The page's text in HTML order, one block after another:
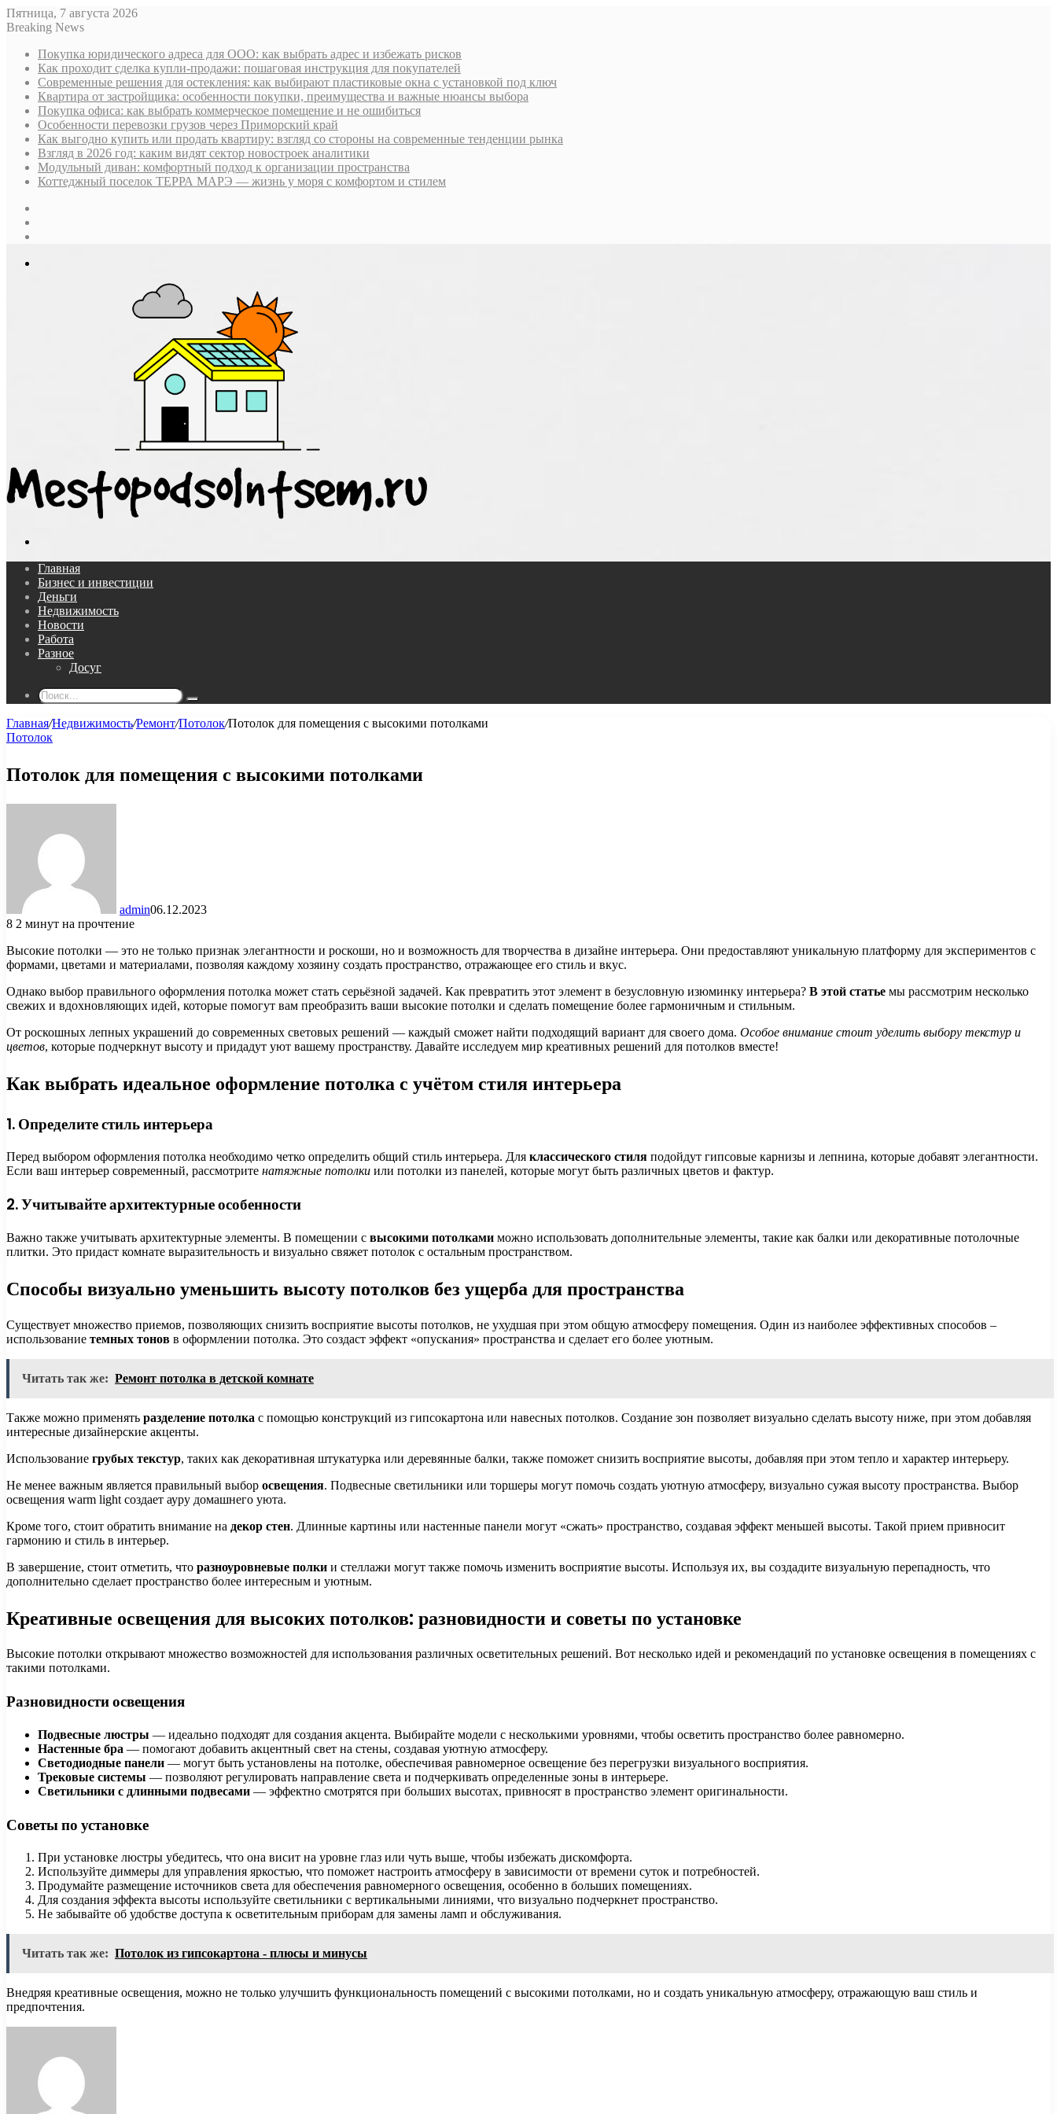
Пятница, 7 августа 2026
Breaking News
Покупка юридического адреса для ООО: как выбрать адрес и избежать рисков
Как проходит сделка купли-продажи: пошаговая инструкция для покупателей
Современные решения для остекления: как выбирают пластиковые окна с установкой под ключ
Квартира от застройщика: особенности покупки, преимущества и важные нюансы выбора
Покупка офиса: как выбрать коммерческое помещение и не ошибиться
Особенности перевозки грузов через Приморский край
Как выгодно купить или продать квартиру: взгляд со стороны на современные тенденции рынка
Взгляд в 2026 год: каким видят сектор новостроек аналитики
Модульный диван: комфортный подход к организации пространства
Коттеджный поселок ТЕРРА МАРЭ — жизнь у моря с комфортом и стилем
Главная
Бизнес и инвестиции
Деньги
Недвижимость
Новости
Работа
Разное
Досуг
Поиск...
Главная/Недвижимость/Ремонт/Потолок/Потолок для помещения с высокими потолками
Потолок
Потолок для помещения с высокими потолками
admin06.12.2023
8 2 минут на прочтение
Высокие потолки — это не только признак элегантности и роскоши, но и возможность для творчества в дизайне интерьера. Они предоставляют уникальную платформу для экспериментов с
формами, цветами и материалами, позволяя каждому хозяину создать пространство, отражающее его стиль и вкус.
Однако выбор правильного оформления потолка может стать серьёзной задачей. Как превратить этот элемент в безусловную изюминку интерьера? В этой статье мы рассмотрим несколько
свежих и вдохновляющих идей, которые помогут вам преобразить ваши высокие потолки и сделать помещение более гармоничным и стильным.
От роскошных лепных украшений до современных световых решений — каждый сможет найти подходящий вариант для своего дома. Особое внимание стоит уделить выбору текстур и
цветов, которые подчеркнут высоту и придадут уют вашему пространству. Давайте исследуем мир креативных решений для потолков вместе!
Как выбрать идеальное оформление потолка с учётом стиля интерьера
1. Определите стиль интерьера
Перед выбором оформления потолка необходимо четко определить общий стиль интерьера. Для классического стиля подойдут гипсовые карнизы и лепнина, которые добавят элегантности.
Если ваш интерьер современный, рассмотрите натяжные потолки или потолки из панелей, которые могут быть различных цветов и фактур.
2. Учитывайте архитектурные особенности
Важно также учитывать архитектурные элементы. В помещении с высокими потолками можно использовать дополнительные элементы, такие как балки или декоративные потолочные
плитки. Это придаст комнате выразительность и визуально свяжет потолок с остальным пространством.
Способы визуально уменьшить высоту потолков без ущерба для пространства
Существует множество приемов, позволяющих снизить восприятие высоты потолков, не ухудшая при этом общую атмосферу помещения. Один из наиболее эффективных способов –
использование темных тонов в оформлении потолка. Это создаст эффект «опускания» пространства и сделает его более уютным.
Читать так же: Ремонт потолка в детской комнате
Также можно применять разделение потолка с помощью конструкций из гипсокартона или навесных потолков. Создание зон позволяет визуально сделать высоту ниже, при этом добавляя
интересные дизайнерские акценты.
Использование грубых текстур, таких как декоративная штукатурка или деревянные балки, также поможет снизить восприятие высоты, добавляя при этом тепло и характер интерьеру.
Не менее важным является правильный выбор освещения. Подвесные светильники или торшеры могут помочь создать уютную атмосферу, визуально сужая высоту пространства. Выбор
освещения warm light создает ауру домашнего уюта.
Кроме того, стоит обратить внимание на декор стен. Длинные картины или настенные панели могут «сжать» пространство, создавая эффект меньшей высоты. Такой прием привносит
гармонию и стиль в интерьер.
В завершение, стоит отметить, что разноуровневые полки и стеллажи могут также помочь изменить восприятие высоты. Используя их, вы создадите визуальную перепадность, что
дополнительно сделает пространство более интересным и уютным.
Креативные освещения для высоких потолков: разновидности и советы по установке
Высокие потолки открывают множество возможностей для использования различных осветительных решений. Вот несколько идей и рекомендаций по установке освещения в помещениях с
такими потолками.
Разновидности освещения
Подвесные люстры — идеально подходят для создания акцента. Выбирайте модели с несколькими уровнями, чтобы осветить пространство более равномерно.
Настенные бра — помогают добавить акцентный свет на стены, создавая уютную атмосферу.
Светодиодные панели — могут быть установлены на потолке, обеспечивая равномерное освещение без перегрузки визуального восприятия.
Трековые системы — позволяют регулировать направление света и подчеркивать определенные зоны в интерьере.
Светильники с длинными подвесами — эффектно смотрятся при больших высотах, привносят в пространство элемент оригинальности.
Советы по установке
При установке люстры убедитесь, что она висит на уровне глаз или чуть выше, чтобы избежать дискомфорта.
Используйте диммеры для управления яркостью, что поможет настроить атмосферу в зависимости от времени суток и потребностей.
Продумайте размещение источников света для обеспечения равномерного освещения, особенно в больших помещениях.
Для создания эффекта высоты используйте светильники с вертикальными линиями, что визуально подчеркнет пространство.
Не забывайте об удобстве доступа к осветительным приборам для замены ламп и обслуживания.
Читать так же: Потолок из гипсокартона - плюсы и минусы
Внедряя креативные освещения, можно не только улучшить функциональность помещений с высокими потолками, но и создать уникальную атмосферу, отражающую ваш стиль и
предпочтения.